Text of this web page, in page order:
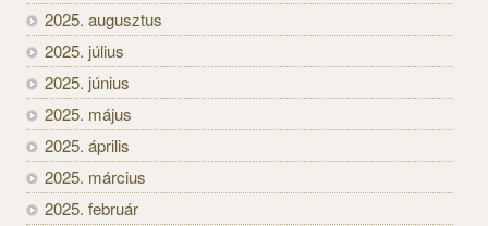
2025. augusztus
2025. július
2025. június
2025. május
2025. április
2025. március
2025. február